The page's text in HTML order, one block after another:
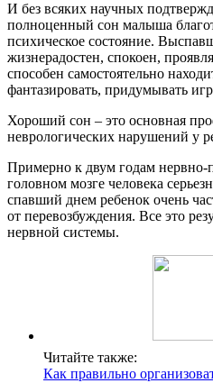
И без всяких научных
полноценный сон малыша
психическое состояние.
жизнерадостен, спокоен,
способен самостоятельно
фантазировать, придумывать
Хороший сон – это основная
неврологических нарушений у
Примерно к двум годам нервно-
головном мозге человека
спавший днем ребенок очень
от перевозбуждения. Все это
нервной системы.
Читайте также:
Как правильно